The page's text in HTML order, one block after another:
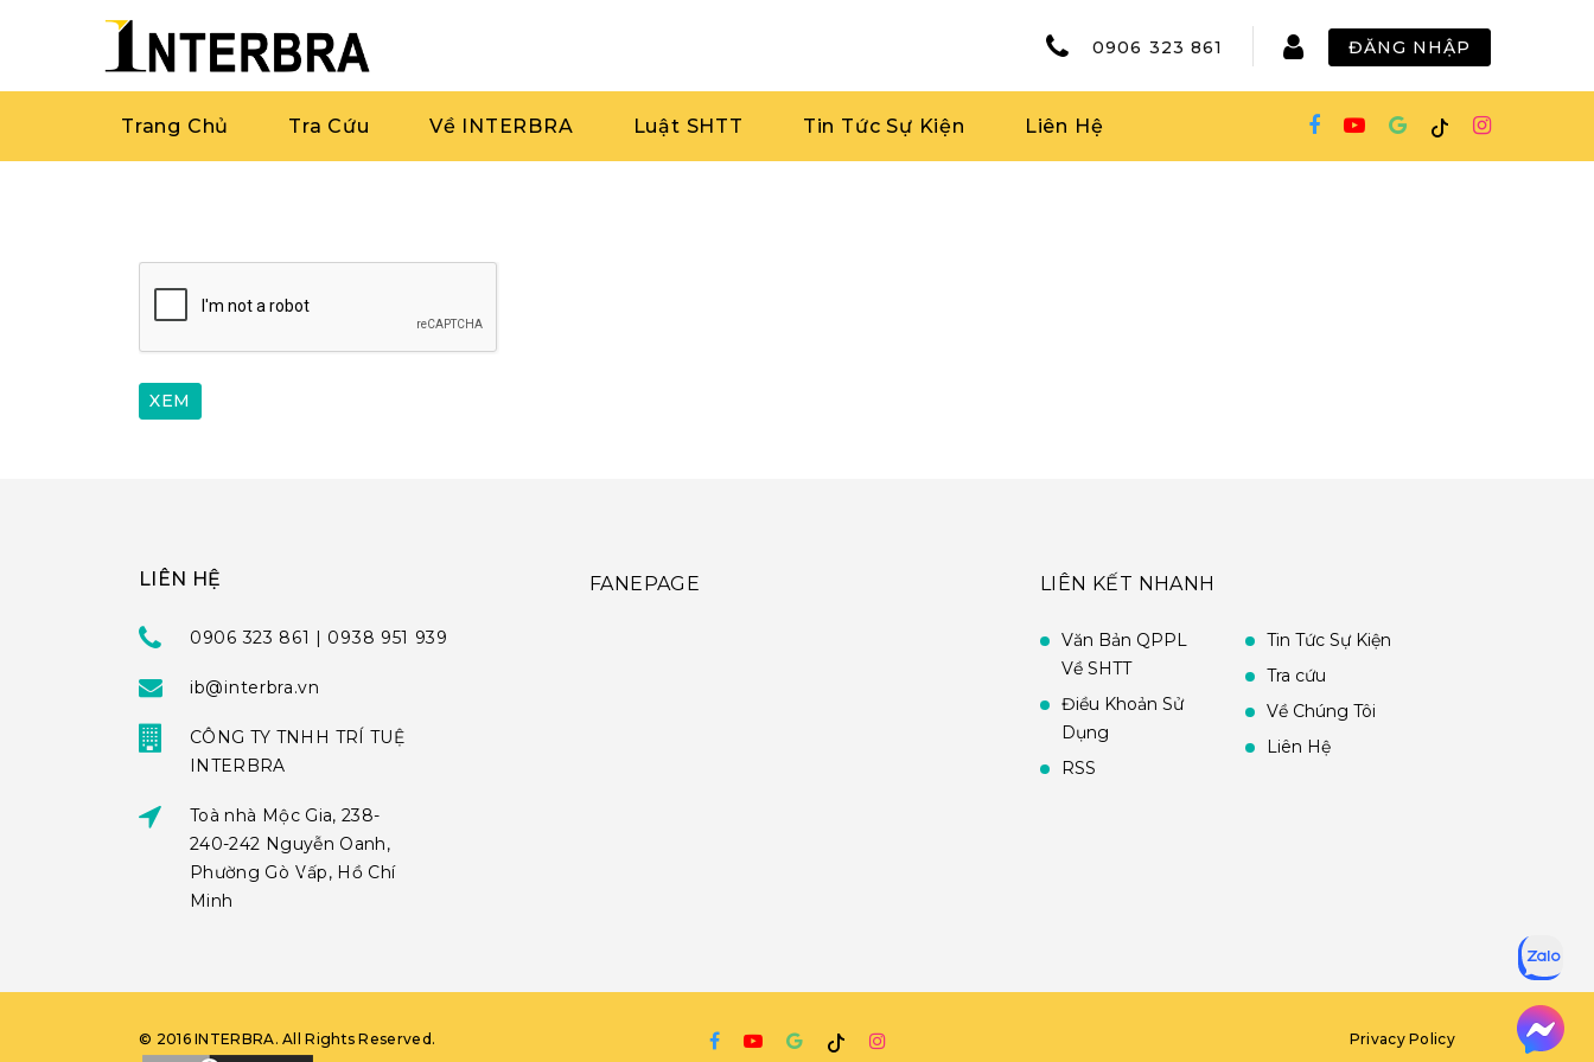
0906 323 861 ĐĂNG NHẬP
Trang Chủ Tra Cứu Về INTERBRA Luật SHTT Tin Tức Sự Kiện Liên Hệ
LIÊN HỆ
0906 323 861 | 0938 951 939
ib@interbra.vn
CÔNG TY TNHH TRÍ TUỆ
INTERBRA
Toà nhà Mộc Gia, 238-
240-242 Nguyễn Oanh,
Phường Gò Vấp, Hồ Chí
Minh
FANEPAGE LIÊN KẾT NHANH
Văn Bản QPPL
Về SHTT
Điều Khoản Sử
Dụng
RSS
Tin Tức Sự Kiện
Tra cứu
Về Chúng Tôi
Liên Hệ
© 2016 INTERBRA. All Rights Reserved. Privacy Policy